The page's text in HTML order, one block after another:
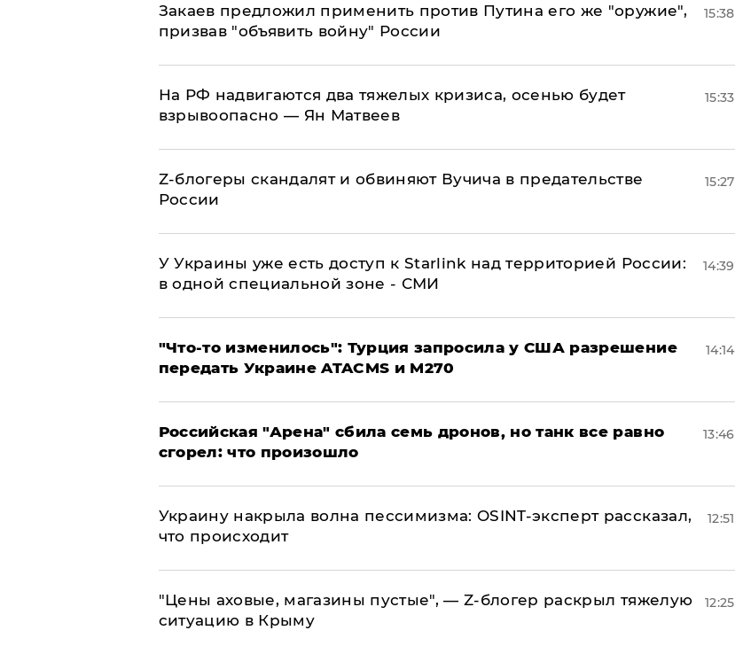
Закаев предложил применить против Путина его же "оружие",
призвав "объявить войну" России
15:38
На РФ надвигаются два тяжелых кризиса, осенью будет
взрывоопасно — Ян Матвеев
15:33
Z-блогеры скандалят и обвиняют Вучича в предательстве
России
15:27
У Украины уже есть доступ к Starlink над территорией России:
в одной специальной зоне - СМИ
14:39
​"Что-то изменилось": Турция запросила у США разрешение
передать Украине ATACMS и M270
14:14
​Российская "Арена" сбила семь дронов, но танк все равно
сгорел: что произошло
13:46
​Украину накрыла волна пессимизма: OSINT-эксперт рассказал,
что происходит
12:51
​"Цены аховые, магазины пустые", — Z-блогер раскрыл тяжелую
ситуацию в Крыму
12:25